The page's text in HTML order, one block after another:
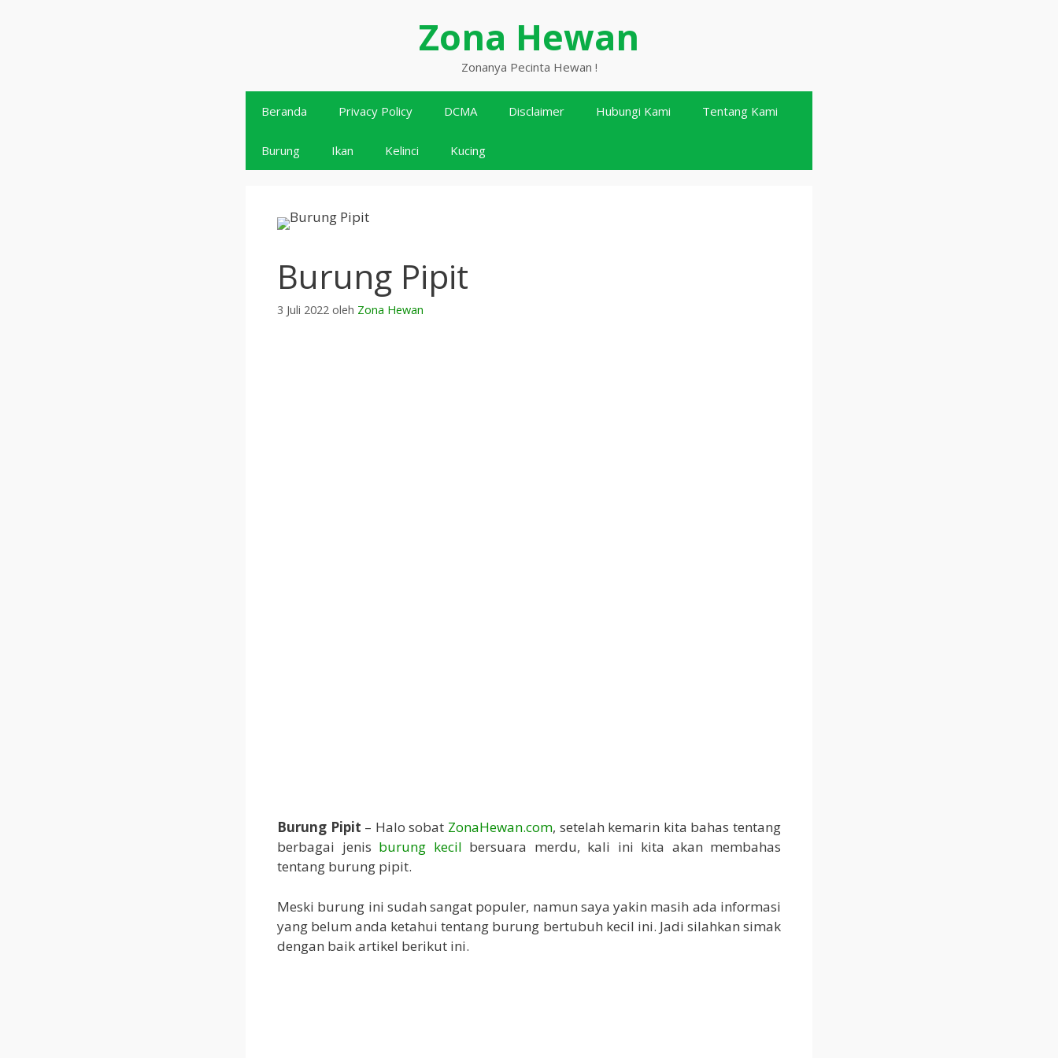
Zona Hewan
Zonanya Pecinta Hewan !
Beranda Privacy Policy DCMA Disclaimer Hubungi Kami Tentang Kami
Burung Ikan Kelinci Kucing
Burung Pipit
3 Juli 2022 oleh Zona Hewan
Burung Pipit – Halo sobat ZonaHewan.com, setelah kemarin kita bahas tentang
berbagai jenis burung kecil bersuara merdu, kali ini kita akan membahas
tentang burung pipit.
Meski burung ini sudah sangat populer, namun saya yakin masih ada informasi
yang belum anda ketahui tentang burung bertubuh kecil ini. Jadi silahkan simak
dengan baik artikel berikut ini.